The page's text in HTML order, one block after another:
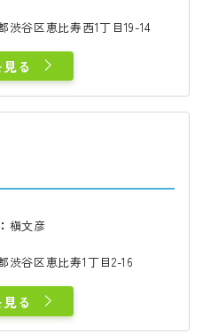
渋谷区恵比寿西1丁目19-14
る
槇文彦
渋谷区恵比寿1丁目2-16
る